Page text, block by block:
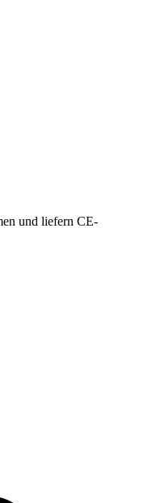
und liefern CE-